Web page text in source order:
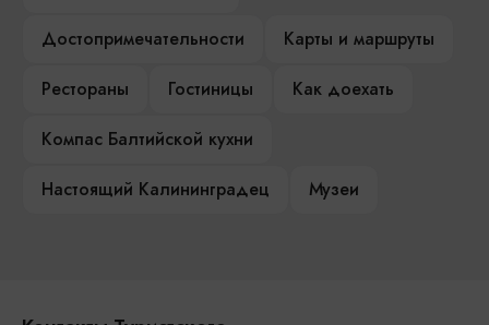
Достопримечательности
Карты и маршруты
Рестораны
Гостиницы
Как доехать
Компас Балтийской кухни
Настоящий Калининградец
Музеи